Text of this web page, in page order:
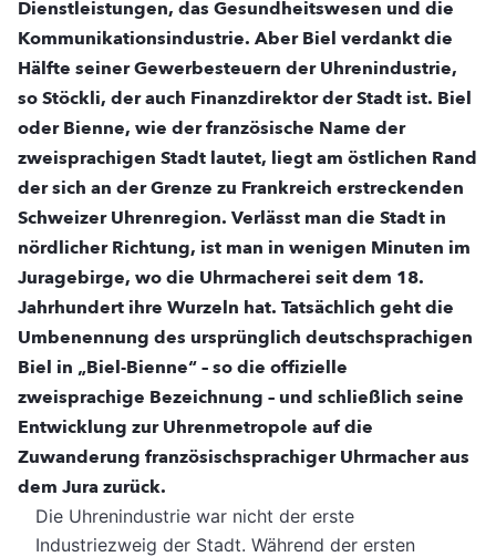
Dienstleistungen, das Gesundheitswesen und die
Kommunikationsindustrie. Aber Biel verdankt die
Hälfte seiner Gewerbesteuern der Uhrenindustrie,
so Stöckli, der auch Finanzdirektor der Stadt ist. Biel
oder Bienne, wie der französische Name der
zweisprachigen Stadt lautet, liegt am östlichen Rand
der sich an der Grenze zu Frankreich erstreckenden
Schweizer Uhrenregion. Verlässt man die Stadt in
nördlicher Richtung, ist man in wenigen Minuten im
Juragebirge, wo die Uhrmacherei seit dem 18.
Jahrhundert ihre Wurzeln hat. Tatsächlich geht die
Umbenennung des ursprünglich deutschsprachigen
Biel in „Biel-Bienne“ – so die offizielle
zweisprachige Bezeichnung – und schließlich seine
Entwicklung zur Uhrenmetropole auf die
Zuwanderung französischsprachiger Uhrmacher aus
dem Jura zurück.
Die Uhrenindustrie war nicht der erste
Industriezweig der Stadt. Während der ersten